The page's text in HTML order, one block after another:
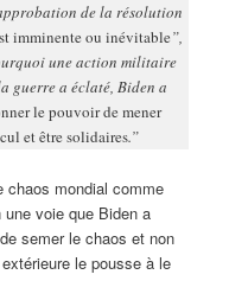
de la résolution
imminente ou inévitable”,
une action militaire
guerre a éclaté, Biden a
le pouvoir de mener
et être solidaires.”
chaos mondial comme
voie que Biden a
semer le chaos et non
le pousse à le